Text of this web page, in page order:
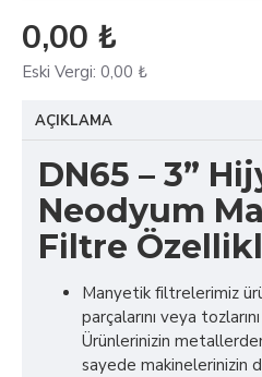
0,00 ₺
Eski Vergi: 0,00 ₺
AÇIKLAMA
DN65 – 3”
Neodyum
Filtre
Manyetik filtrelerimiz
parçalarını veya
Ürünlerinizin metallerden
sayede makinelerinizin